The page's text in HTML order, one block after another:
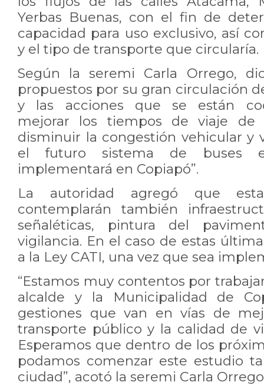
Yerbas Buenas, con el fin de
capacidad para uso exclusivo, así
y el tipo de transporte que circularía.
Según la seremi Carla Orrego,
propuestos por su gran circulación
y las acciones que se están
mejorar los tiempos de viaje de
disminuir la congestión vehicular y
el futuro sistema de buses
implementará en Copiapó”.
La autoridad agregó que
contemplarán también
señaléticas, pintura del
vigilancia. En el caso de estas
a la Ley CATI, una vez que sea
“Estamos muy contentos por
alcalde y la Municipalidad de
gestiones que van en vías de
transporte público y la calidad de
Esperamos que dentro de los
podamos comenzar este estudio
ciudad”, acotó la seremi Carla